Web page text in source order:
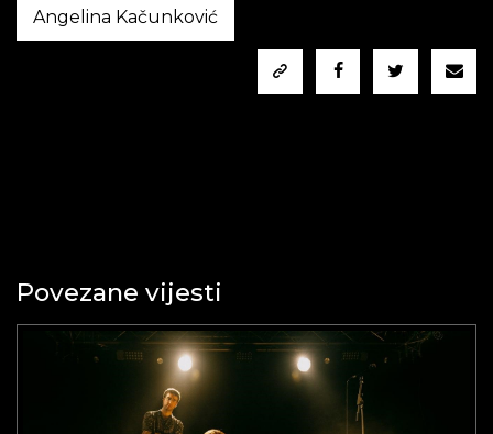
Angelina Kačunković
Povezane vijesti